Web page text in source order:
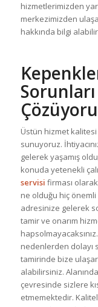
hizmetlerimizden
merkezimizden
hakkında bilgi
Üstün hizmet
sunuyoruz.
gelerek yaşamış
konuda yetenekli
servisi firması
ne olduğu hiç önemli
adresinize gelerek
tamir ve onarım
nedenlerden dolayı
tamirinde bize
alabilirsiniz.
çevresinde sizlere
etmemektedir.